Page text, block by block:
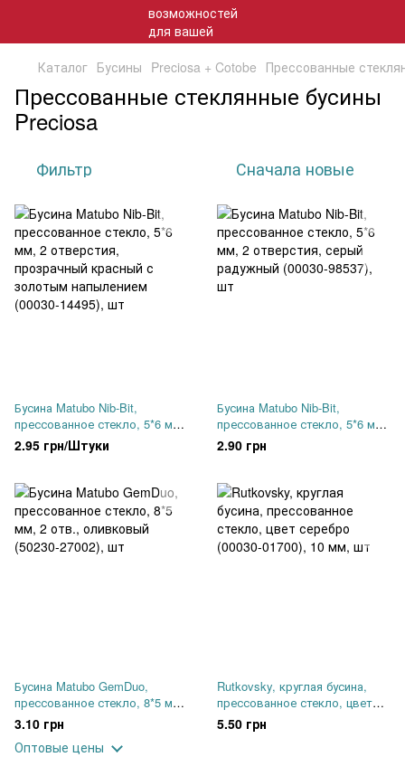
Каталог Бусины Preciosa + Cotobe Прессованные
Прессованные стеклянные бусины
Preciosa
Фильтр Сначала новые
Бусина Matubo Nib-Bit,
прессованное стекло, 5*6 мм,
2 отверстия, прозрачный
красный с золотым
2.95 грн/Штуки
Бусина Matubo Nib-Bit,
прессованное стекло, 5*6 мм,
2 отверстия, серый радужный
(00030-98537), шт
2.90 грн
Бусина Matubo GemDuo,
прессованное стекло, 8*5 мм,
2 отв., оливковый (50230-
27002), шт
3.10 грн
Оптовые цены
Rutkovsky, круглая бусина,
прессованное стекло, цвет
серебро (00030-01700), 10 мм,
шт
5.50 грн